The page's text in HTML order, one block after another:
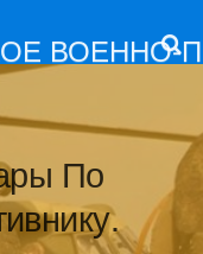
ВОЕННО-
По